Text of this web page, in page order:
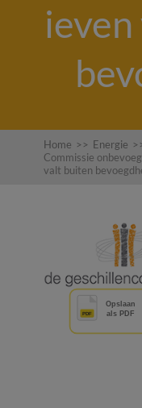
Home >> Energie
Commissie
valt buiten